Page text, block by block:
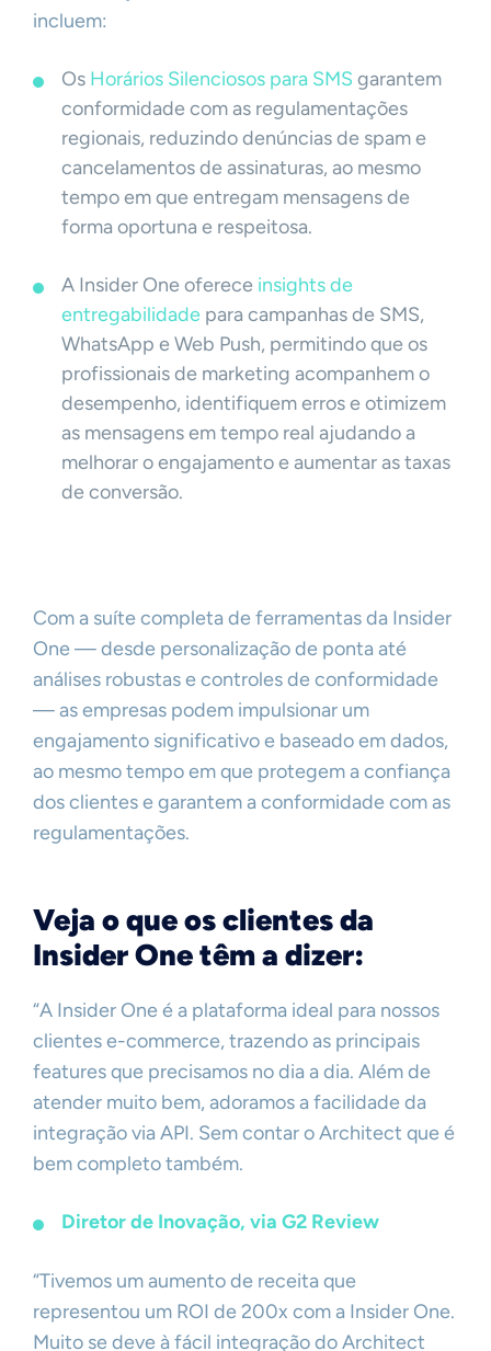
incluem:
Os Horários Silenciosos para SMS garantem
conformidade com as regulamentações
regionais, reduzindo denúncias de spam e
cancelamentos de assinaturas, ao mesmo
tempo em que entregam mensagens de
forma oportuna e respeitosa.
A Insider One oferece insights de
entregabilidade para campanhas de SMS,
WhatsApp e Web Push, permitindo que os
profissionais de marketing acompanhem o
desempenho, identifiquem erros e otimizem
as mensagens em tempo real ajudando a
melhorar o engajamento e aumentar as taxas
de conversão.
Com a suíte completa de ferramentas da Insider
One — desde personalização de ponta até
análises robustas e controles de conformidade
— as empresas podem impulsionar um
engajamento significativo e baseado em dados,
ao mesmo tempo em que protegem a confiança
dos clientes e garantem a conformidade com as
regulamentações.
Veja o que os clientes da
Insider One têm a dizer:
“A Insider One é a plataforma ideal para nossos
clientes e-commerce, trazendo as principais
features que precisamos no dia a dia. Além de
atender muito bem, adoramos a facilidade da
integração via API. Sem contar o Architect que é
bem completo também.
Diretor de Inovação, via G2 Review
“Tivemos um aumento de receita que
representou um ROI de 200x com a Insider One.
Muito se deve à fácil integração do Architect